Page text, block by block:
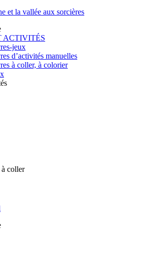
et la vallée aux sorcières
ACTIVITÉS
jeux
d’activités manuelles
à coller, à colorier
coller